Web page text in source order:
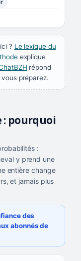
? Le lexique du
explique
répond
préparez.
: pourquoi
:
y prend une
entière change
et jamais plus
des
abonnés de